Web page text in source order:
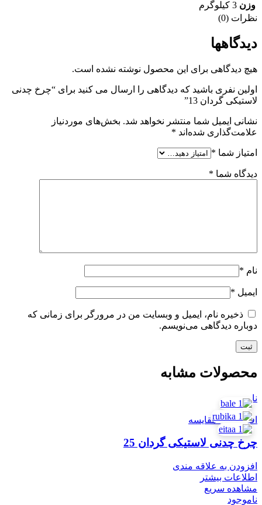
وزن 3 کیلوگرم
نظرات (0)
دیدگاهها
هیچ دیدگاهی برای این محصول نوشته نشده است.
اولین نفری باشید که دیدگاهی را ارسال می کنید برای “چرخ چدنی
لاستیکی گردان 13”
نشانی ایمیل شما منتشر نخواهد شد. بخش‌های موردنیاز
علامت‌گذاری شده‌اند *
امتیاز شما *
دیدگاه شما *
نام *
ایمیل *
ذخیره نام، ایمیل و وبسایت من در مرورگر برای زمانی که
دوباره دیدگاهی می‌نویسم.
محصولات مشابه
ناموجود
افزودن به مقایسه
چرخ چدنی لاستیکی گردان 25
افزودن به علاقه مندی
اطلاعات بیشتر
مشاهده سریع
ناموجود